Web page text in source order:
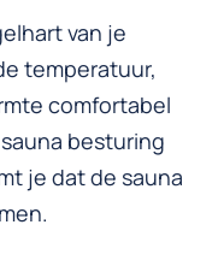
van je
temperatuur,
comfortabel
besturing
je dat de sauna